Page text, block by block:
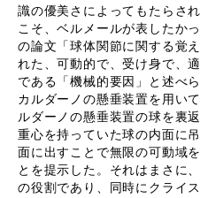
識の優美さによってもたらさ
こそ、ベルメールが表した
の論文「球体関節に関する覚
れた、可動的で、受け身で、
である「機械的要因」と述べ
カルダーノの懸垂装置を用い
ルダーノの懸垂装置の球を裏
重心を持っていた球の内面に
面に出すことで無限の可動域
とを提示した。それはまさに
の役割であり、同時にクライ